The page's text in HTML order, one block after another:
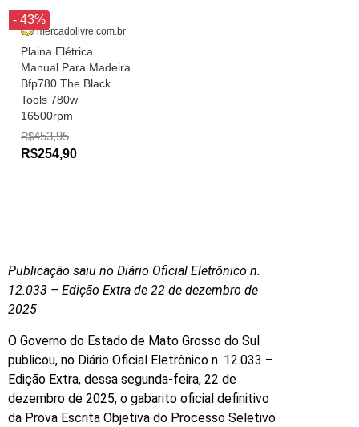
- 43%
mercadolivre.com.br
Plaina Elétrica
Manual Para Madeira
Bfp780 The Black
Tools 780w
16500rpm
R$453,95
R$254,90
Publicação saiu no Diário Oficial Eletrônico n.
12.033 – Edição Extra de 22 de dezembro de
2025
O Governo do Estado de Mato Grosso do Sul
publicou, no Diário Oficial Eletrônico n. 12.033 –
Edição Extra, dessa segunda-feira, 22 de
dezembro de 2025, o gabarito oficial definitivo
da Prova Escrita Objetiva do Processo Seletivo